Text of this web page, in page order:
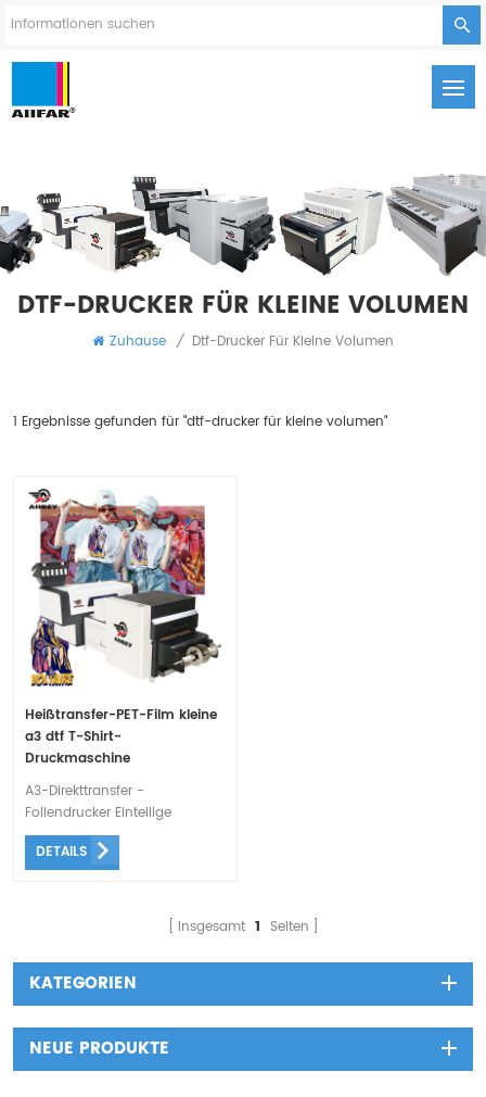
DTF-DRUCKER FÜR KLEINE VOLUMEN
Zuhause / Dtf-Drucker Für Kleine Volumen
1 Ergebnisse gefunden für "dtf-drucker für kleine volumen"
Heißtransfer-PET-Film kleine
a3 dtf T-Shirt-
Druckmaschine
A3-Direkttransfer -
Foliendrucker Einteilige
Wartungsstation zum
Anheben, mit Timing-
DETAILS
Insgesamt 1 Seiten
KATEGORIEN
NEUE PRODUKTE